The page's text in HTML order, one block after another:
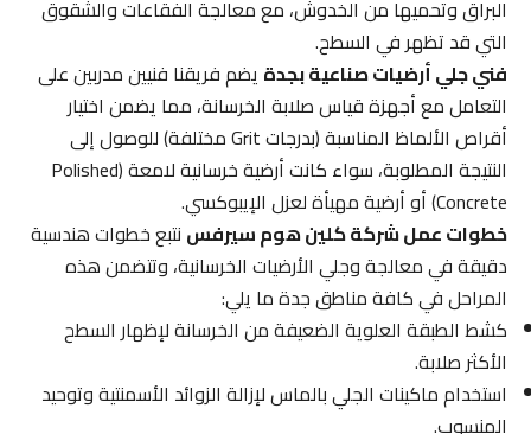
البراق وتحميها من الخدوش، مع معالجة الفقاعات والشقوق
التي قد تظهر في السطح.
فني جلي أرضيات صناعية بجدةيضم فريقنا فنيين مدربين على
التعامل مع أجهزة قياس صلابة الخرسانة، مما يضمن اختيار
أقراص الألماظ المناسبة (بدرجات Grit مختلفة) للوصول إلى
النتيجة المطلوبة، سواء كانت أرضية خرسانية لامعة (Polished
Concrete) أو أرضية مهيأة لعزل الإيبوكسي.
خطوات عمل شركة كلين هوم سيرفسنتبع خطوات هندسية
دقيقة في معالجة وجلي الأرضيات الخرسانية، وتتضمن هذه
المراحل في كافة مناطق جدة ما يلي:
كشط الطبقة العلوية الضعيفة من الخرسانة لإظهار السطح
الأكثر صلابة.
استخدام ماكينات الجلي بالماس لإزالة الزوائد الأسمنتية وتوحيد
المنسوب.